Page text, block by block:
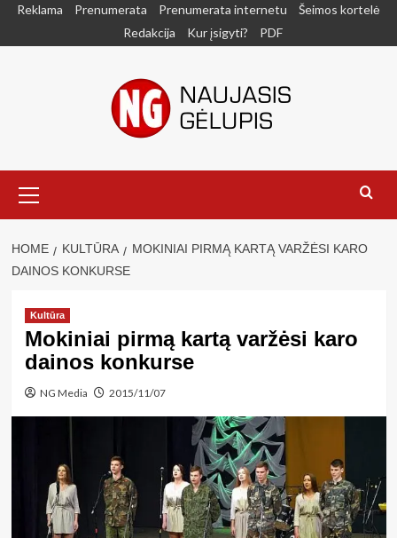
SkipReklama Prenumerata Prenumerata internetu
Šeimos kortelė
Redakcija
Kur įsigyti? PDF
Menu
HOME KULTŪRA
MOKINIAI PIRMĄ KARTĄ VARŽĖSI KARO
DAINOS KONKURSE
Kultūra
Mokiniai pirmą kartą varžėsi karo
dainos konkurse
NG Media 2015/11/07